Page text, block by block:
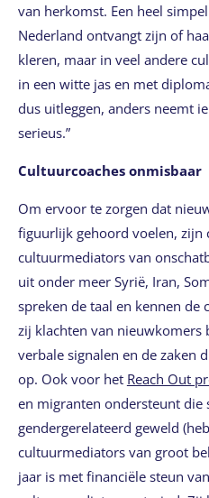
van herkomst. Een heel
Nederland ontvangt zijn of
kleren, maar in veel andere
in een witte jas en met
dus uitleggen, anders neemt
serieus.”
Cultuurcoaches onmisbaar
Om ervoor te zorgen dat
figuurlijk gehoord voelen, zijn
cultuurmediators van
uit onder meer Syrië, Iran,
spreken de taal en kennen
zij klachten van nieuwkomers
verbale signalen en de zaken
op. Ook voor het Reach Out
en migranten ondersteunt die
gendergerelateerd geweld
cultuurmediators van groot
jaar is met financiële steun